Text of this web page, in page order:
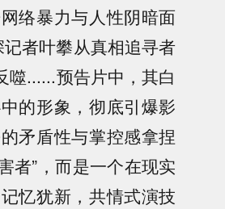
络暴力与人性阴暗面
者叶攀从真相追寻者
噬......预告片中，其白
的形象，彻底引爆影
矛盾性与掌控感拿捏
者”，而是一个在现实
忆犹新，共情式演技